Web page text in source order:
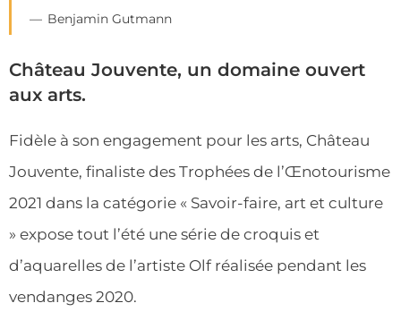
Benjamin Gutmann
Château Jouvente, un domaine ouvert
aux arts.
Fidèle à son engagement pour les arts, Château
Jouvente, finaliste des Trophées de l’Œnotourisme
2021 dans la catégorie « Savoir-faire, art et culture
» expose tout l’été une série de croquis et
d’aquarelles de l’artiste Olf réalisée pendant les
vendanges 2020.